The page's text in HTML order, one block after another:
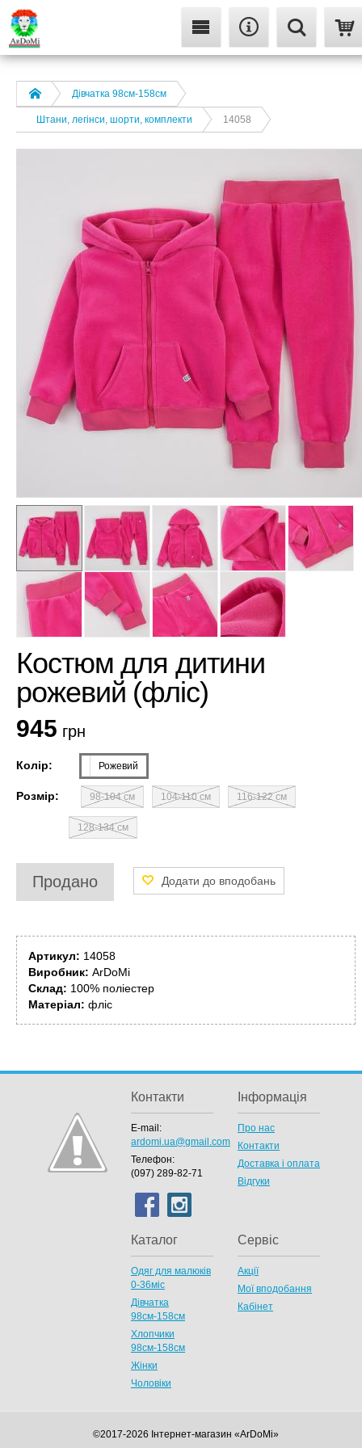
Дівчатка 98cм-158см
Штани, легінси, шорти, комплекти 14058
Костюм для дитини
рожевий (фліс)
945 грн
Колір: Рожевий
Розмір: 98-104 см 104-110 см 116-122 см
128-134 см
Продано
Артикул: 14058
Виробник: ArDoMi
Склад: 100% поліестер
Матеріал: фліс
Контакти
E-mail:
ardomi.ua@gmail.com
Телефон:
(097) 289-82-71
Інформація
Про нас
Контакти
Доставка і оплата
Відгуки
Каталог
Одяг для малюків
0-36міс
Дівчатка
98cм-158см
Хлопчики
98см-158см
Жінки
Чоловіки
Сервіс
Акції
Мої вподобання
Кабінет
©2017-2026 Інтернет-магазин «ArDoMi»